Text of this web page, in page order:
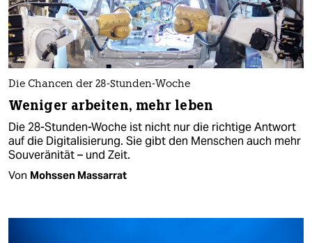
Die Chancen der 28-Stunden-Woche
Weniger arbeiten, mehr leben
Die 28-Stunden-Woche ist nicht nur die richtige Antwort
auf die Digitalisierung. Sie gibt den Menschen auch mehr
Souveränität – und Zeit.
Von Mohssen Massarrat